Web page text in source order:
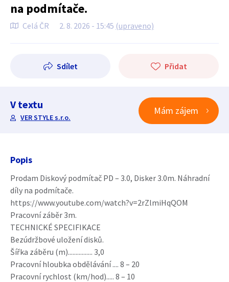
na podmítače.
Celá ČR 2. 8. 2026 - 15:45 (upraveno)
Sdílet Přidat
V textu
VER STYLE s.r.o.
Mám zájem
Popis
Prodam Diskový podmítač PD – 3.0, Disker 3.0m. Náhradní
díly na podmítače.
https://www.youtube.com/watch?v=2rZlmiHqQOM
Pracovní záběr 3m.
TECHNICKÉ SPECIFIKACE
Bezúdržbové uložení disků.
Šířka záběru (m)................ 3,0
Pracovní hloubka obdělávání .... 8 – 20
Pracovní rychlost (km/hod)..... 8 – 10